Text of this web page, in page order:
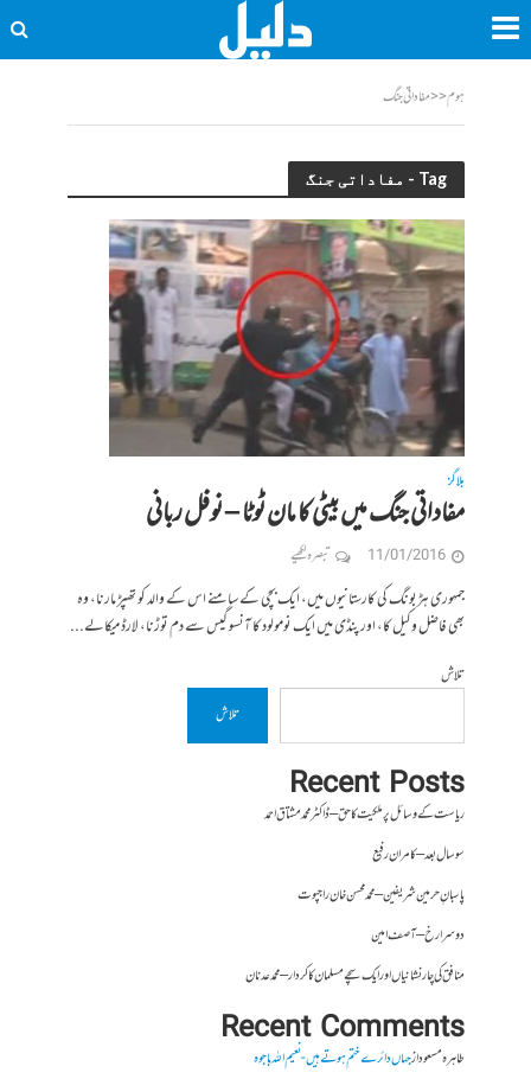
ہوم<<مفاداتی جنگ
Tag - مفاداتی جنگ
بلاگز
مفاداتی جنگ میں بیٹی کا مان ٹوٹا – نوفل ربانی
11/01/2016 تبصرہ لکھیے
جمہوری ہڑبونگ کی کارستانیوں میں، ایک بچی کے سامنے اس کے والد کو تھپڑ مارنا، وہ
بھی فاضل وکیل کا، اور پنڈی میں ایک نومولود کا آنسو گیس سے دم توڑنا، لارڈ میکالے...
تلاش
تلاش
Recent Posts
ریاست کے وسائل پر ملکیت کا حق – ڈاکٹر محمد مشتاق احمد
سو سال بعد – کامران رفیع
پاسبانِ حرمین شریفین – محمد محسن خان راجپوت
دوسرا رخ – آصف امین
منافق کی چار نشانیاں اور ایک سچے مسلمان کا کردار – محمد عدنان
Recent Comments
طاہرہ مسعودازجہاں دائرے ختم ہوتے ہیں- نعیم اللہ باجوہ